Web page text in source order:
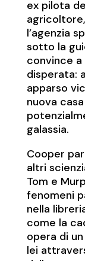
ex pilota
l’agenzia
sotto la
convince a
disperata:
apparso
nuova
galassia.
Cooper
altri
Tom e
fenomeni
nella
come la
opera di
lei